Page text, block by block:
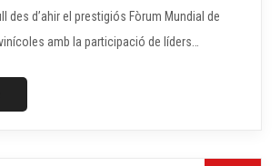
des d’ahir el prestigiós Fòrum Mundial de
amb la participació de líders…